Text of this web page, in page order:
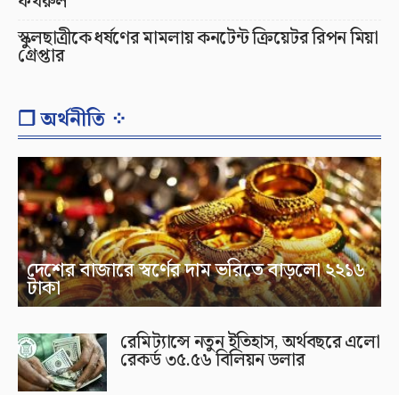
স্কুলছাত্রীকে ধর্ষণের মামলায় কনটেন্ট ক্রিয়েটর রিপন মিয়া
গ্রেপ্তার
❐ অর্থনীতি ⁘
দেশের বাজারে স্বর্ণের দাম ভরিতে বাড়লো ২২১৬
টাকা
রেমিট্যান্সে নতুন ইতিহাস, অর্থবছরে এলো
রেকর্ড ৩৫.৫৬ বিলিয়ন ডলার